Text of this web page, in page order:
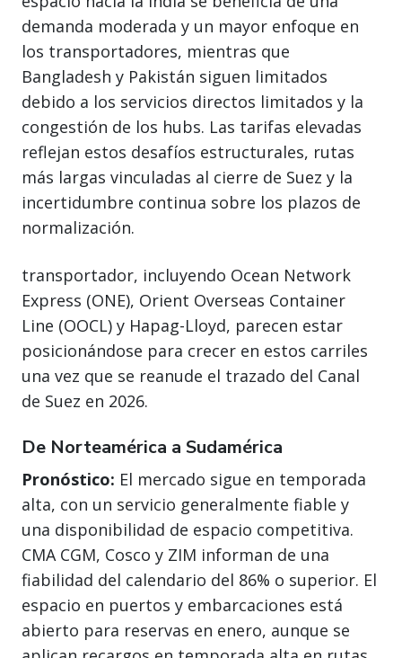
demanda moderada y un mayor enfoque en
los transportadores, mientras que
Bangladesh y Pakistán siguen limitados
debido a los servicios directos limitados y la
congestión de los hubs. Las tarifas elevadas
reflejan estos desafíos estructurales, rutas
más largas vinculadas al cierre de Suez y la
incertidumbre continua sobre los plazos de
normalización.
transportador, incluyendo Ocean Network
Express (ONE), Orient Overseas Container
Line (OOCL) y Hapag-Lloyd, parecen estar
posicionándose para crecer en estos carriles
una vez que se reanude el trazado del Canal
de Suez en 2026.
De Norteamérica a Sudamérica
Pronóstico: El mercado sigue en temporada
alta, con un servicio generalmente fiable y
una disponibilidad de espacio competitiva.
CMA CGM, Cosco y ZIM informan de una
fiabilidad del calendario del 86% o superior. El
espacio en puertos y embarcaciones está
abierto para reservas en enero, aunque se